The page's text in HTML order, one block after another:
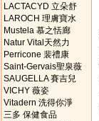
LACTACYD 立朵舒
LAROCH 理膚寶水
Mustela 慕之恬廊
Natur Vital天然力
Perricone 裴禮康
Saint-Gervais聖泉薇
SAUGELLA 賽吉兒
VICHY 薇姿
Vitadern 洗得你淨
三多 保健食品